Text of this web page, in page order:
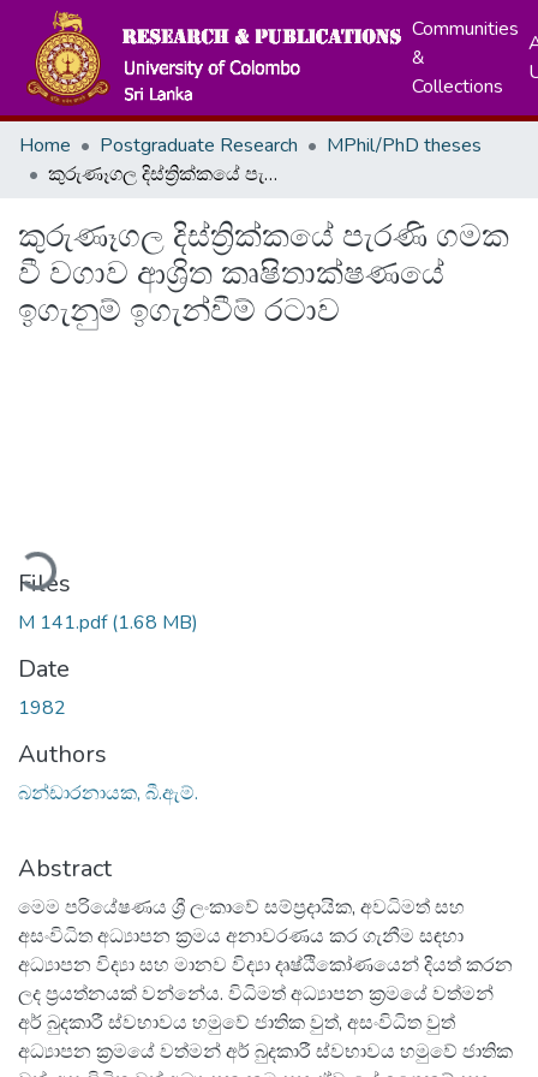
Communities
&
Collections
Home Postgraduate Research
MPhil/PhD theses
කුරුණෑගල දිස්ත්‍රික්කයේ පැරණි ගමක වී වගාව ආශ්‍රිත කෘෂිතාක්ෂණයේ ඉගැනුම් ඉගැන්වීම් රටාව
කුරුණෑගල දිස්ත්‍රික්කයේ පැරණි ගමක
වී වගාව ආශ්‍රිත කෘෂිතාක්ෂණයේ
ඉගැනුම් ඉගැන්වීම් රටාව
Files
M 141.pdf(1.68 MB)
Date
1982
Authors
බන්ඩාරනායක, බී.ඇම්.
Abstract
මෙම පරියේෂණය ශ්‍රී ලංකාවේ සම්ප්‍රදායික, අවධිමත් සහ
අසංවිධිත අධ්‍යාපන ක්‍රමය අනාවරණය කර ගැනීම සඳහා
අධ්‍යාපන විද්‍යා සහ මානව විද්‍යා දෘෂ්ඨිකෝණයෙන් දියත් කරන
ලද ප්‍රයත්නයක් වන්නේය. විධිමත් අධ්‍යාපන ක්‍රමයේ වත්මන්
අර් බුදකාරී ස්වභාවය හමුවේ ජාතික වුත්, අසංවිධිත වුත්
අධ්‍යාපන ක්‍රමයේ වත්මන් අර් බුදකාරී ස්වභාවය හමුවේ ජාතික